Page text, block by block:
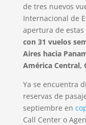
de tres nuevos
Internacional de
apertura de estas
con 31 vuelos
Aires hacia
América Central,
Ya se encuentra
reservas de
septiembre en
Call Center o